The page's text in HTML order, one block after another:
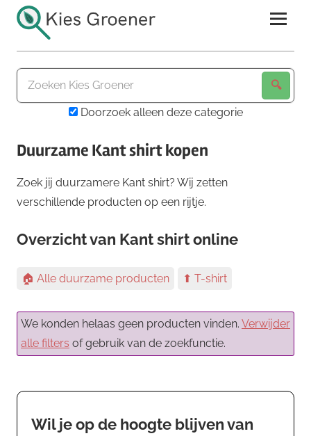
naar
inhoudKies
GroenerDoorzoek alleen deze categorie
Duurzame Kant shirt kopen
Zoek jij duurzamere Kant shirt? Wij zetten
verschillende producten op een rijtje.
Overzicht van Kant shirt online
🏠 Alle duurzame producten ⬆ T-shirt
We konden helaas geen producten vinden. Verwijder
alle filters of gebruik van de zoekfunctie.
Wil je op de hoogte blijven van